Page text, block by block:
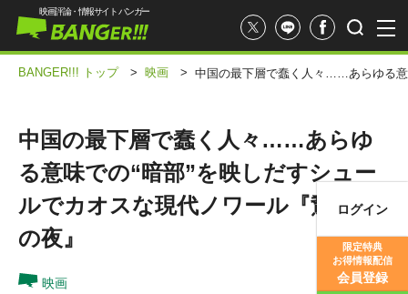
映画評論・情報サイト バンガー
ログイン
限定特典
お得情報配信
会員登録
BANGER!!! トップ > 映画 > 中国の最下層で蠢く人々……あらゆる意
中国の最下層で蠢く人々……あらゆ
る意味での“暗部”を映しだすシュー
ルでカオスな現代ノワール『鵞鳥湖
の夜』
映画